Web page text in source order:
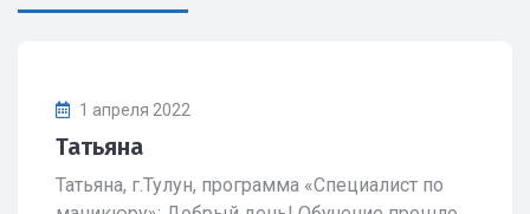
1 апреля 2022
Татьяна
Татьяна, г.Тулун, программа «Специалист по